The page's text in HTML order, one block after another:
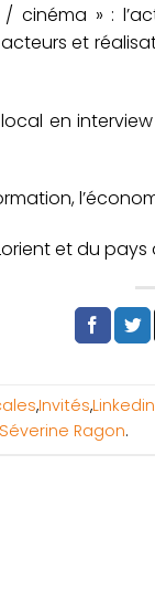
cinéma » :
et
en
et du
,Invités,Linkedin
Séverine Ragon.